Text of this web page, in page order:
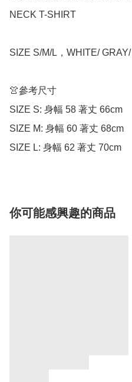
NECK T-SHIRT
SIZE S/M/L，WHITE/
👚參考尺寸
SIZE S: 身幅 58 著丈 66cm
SIZE M: 身幅 60 著丈 68cm
SIZE L: 身幅 62 著丈 70cm
你可能感興趣的商品